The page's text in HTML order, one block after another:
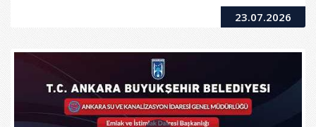
23.07.2026